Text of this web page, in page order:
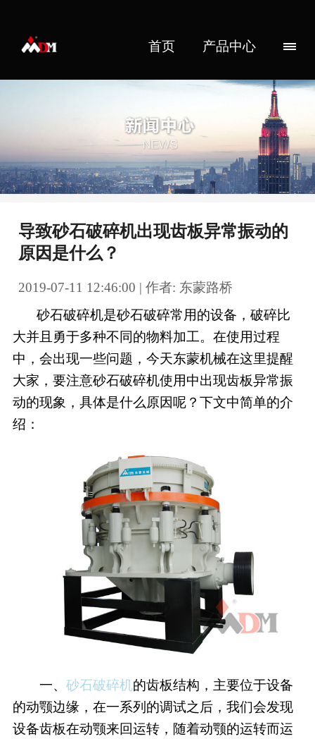
首页 产品中心
导致砂石破碎机出现齿板异常振动的
原因是什么？
2019-07-11 12:46:00 | 作者: 东蒙路桥
砂石破碎机是砂石破碎常用的设备，破碎比
大并且勇于多种不同的物料加工。在使用过程
中，会出现一些问题，今天东蒙机械在这里提醒
大家，要注意砂石破碎机使用中出现齿板异常振
动的现象，具体是什么原因呢？下文中简单的介
绍：
一、 砂石破碎机的齿板结构，主要位于设备
的动颚边缘，在一系列的调试之后，我们会发现
设备齿板在动颚来回运转，随着动颚的运转而运